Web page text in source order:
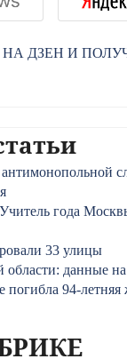
ДЗЕН И
года
33 улицы
данные на
погибла 94-